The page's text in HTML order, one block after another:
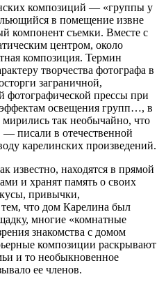
композиций — «группы у
в помещение извне
компонент съемки. Вместе с
центром, около
композиция. Термин
творчества фотографа в
заграничной,
фотографической прессы при
освещения групп…, в
так необычайно, что
— писали в отечественной
карелинских произведений.
известно, находятся в прямой
и хранят память о своих
привычки,
что дом Карелина был
многие «комнатные
знакомства с домом
композиции раскрывают
и то необыкновенное
ее членов.